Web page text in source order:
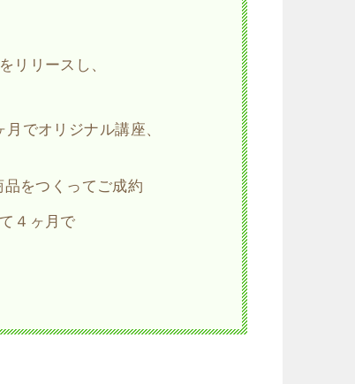
リリースし、
でオリジナル講座、
をつくってご成約
４ヶ月で